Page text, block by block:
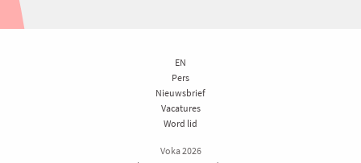
EN
Pers
Nieuwsbrief
Vacatures
Word lid
Voka 2026